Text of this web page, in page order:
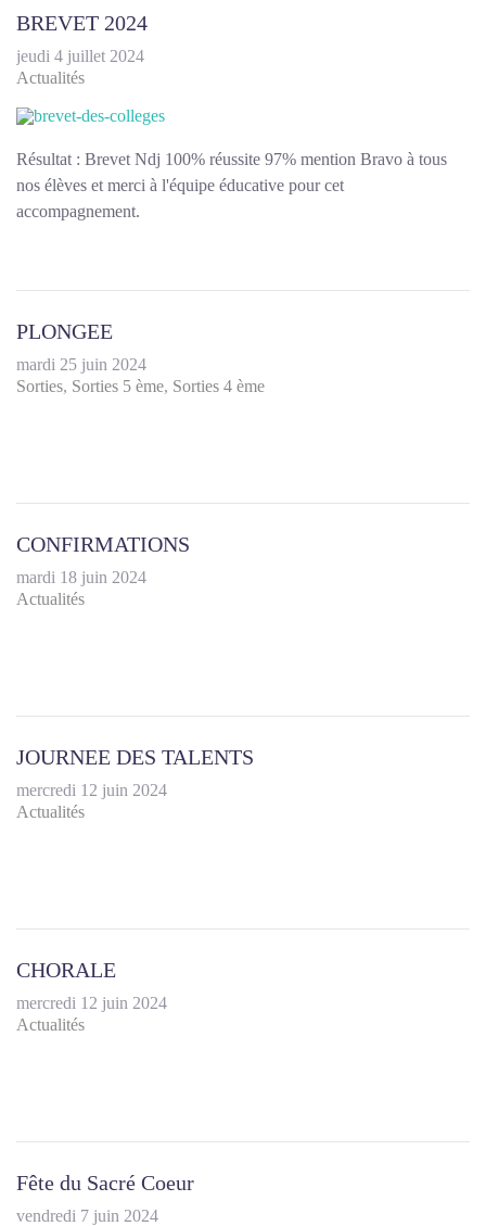
BREVET 2024
jeudi 4 juillet 2024
Actualités
Résultat : Brevet Ndj 100% réussite 97% mention Bravo à tous
nos élèves et merci à l'équipe éducative pour cet
accompagnement.
PLONGEE
mardi 25 juin 2024
Sorties Sorties 5 ème Sorties 4 ème
CONFIRMATIONS
mardi 18 juin 2024
Actualités
JOURNEE DES TALENTS
mercredi 12 juin 2024
Actualités
CHORALE
mercredi 12 juin 2024
Actualités
Fête du Sacré Coeur
vendredi 7 juin 2024